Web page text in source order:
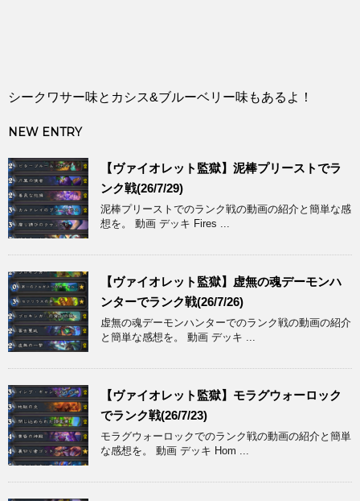
シークワサー味とカシス&ブルーベリー味もあるよ！
NEW ENTRY
【ヴァイオレット監獄】泥棒プリーストでラ
ンク戦(26/7/29)
泥棒プリーストでのランク戦の動画の紹介と簡単な感
想を。 動画 デッキ Fires ...
【ヴァイオレット監獄】虚無の魂デーモンハ
ンターでランク戦(26/7/26)
虚無の魂デーモンハンターでのランク戦の動画の紹介
と簡単な感想を。 動画 デッキ ...
【ヴァイオレット監獄】モラグウォーロック
でランク戦(26/7/23)
モラグウォーロックでのランク戦の動画の紹介と簡単
な感想を。 動画 デッキ Hom ...